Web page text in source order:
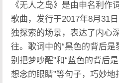
《无人之岛》是由申名利作
歌曲，发行于2017年8月31
独探索的场景，表达了内心
往。歌词中的“黑色的背后
别把梦吵醒”和“蓝色的背后
想念的眼睛”等句子，巧妙